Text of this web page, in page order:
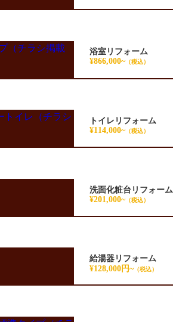
浴室リフォーム
¥866,000~（税込）
トイレリフォーム
¥114,000~（税込）
洗面化粧台リフォーム
¥201,000~（税込）
給湯器リフォーム
¥128,000円~（税込）